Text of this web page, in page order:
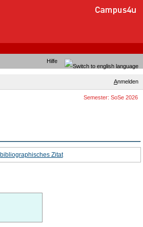
Hilfe
Anmelden
Semester: SoSe 2026
bibliographisches Zitat